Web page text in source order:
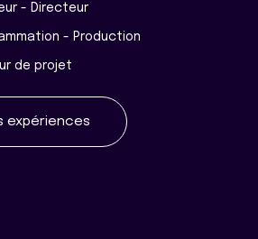
- Directeur
- Production
de projet
expériences